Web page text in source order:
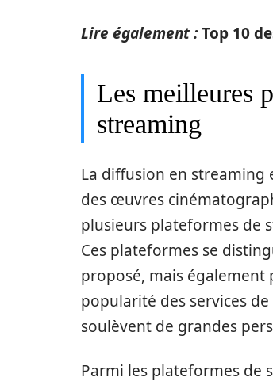
Lire également :Top 10
Les meilleures
streaming
La diffusion en streaming
des œuvres
plusieurs plateformes de
Ces plateformes se
proposé, mais
popularité des services
soulèvent de grandes
Parmi les plateformes de